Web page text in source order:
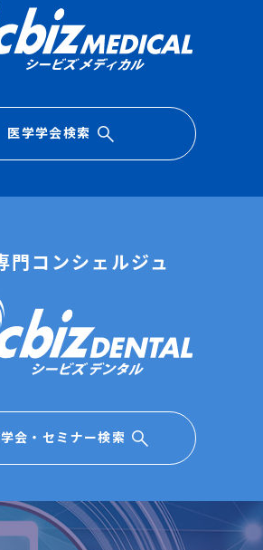
医学学会検索
門コンシェルジュ
会・セミナー検索